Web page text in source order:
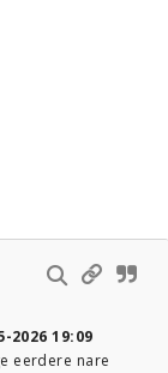
2026 19:09
eerdere nare